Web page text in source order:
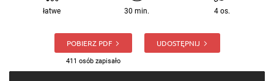
łatwe 30 min. 4 os.
POBIERZ PDF
411 osób zapisało
UDOSTĘPNIJ